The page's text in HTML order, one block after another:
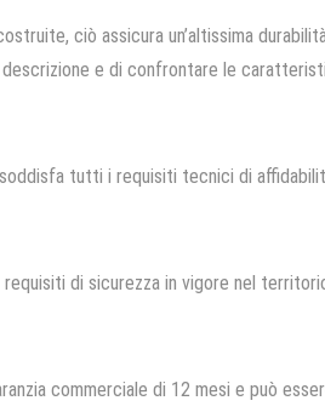
ciò assicura un’altissima
e di confrontare le
tutti i requisiti tecnici di
di sicurezza in vigore nel
commerciale di 12 mesi e può